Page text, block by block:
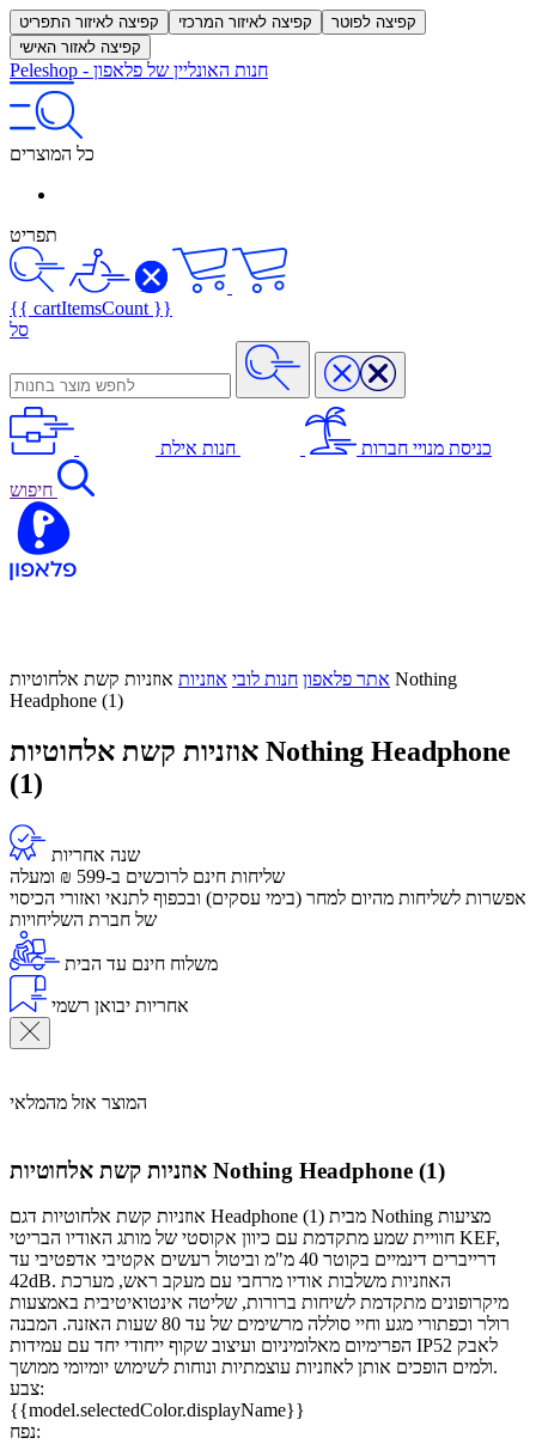
קפיצה לאיזור התפריט קפיצה לאיזור המרכזי
קפיצה לפוטר
קפיצה לאזור האישי
Peleshop - חנות האונליין של פלאפון
כל המוצרים
תפריט
{{ cartItemsCount }}
סל
כניסת מנויי חברות חנות אילת
חיפוש
אתר פלאפון חנות לובי אוזניות אוזניות קשת אלחוטיות Nothing
Headphone (1)
אוזניות קשת אלחוטיות Nothing Headphone
(1)
שנה אחריות
שליחות חינם לרוכשים ב-599 ₪ ומעלה
​אפשרות לשליחות מהיום למחר (בימי עסקים) ובכפוף לתנאי ואזורי הכיסוי
של חברת השליחויות
משלוח חינם עד הבית
אחריות יבואן רשמי
המוצר אזל מהמלאי
אוזניות קשת אלחוטיות Nothing Headphone (1)
אוזניות קשת אלחוטיות דגם Headphone (1) מבית Nothing מציעות
חוויית שמע מתקדמת עם כיוון אקוסטי של מותג האודיו הבריטי KEF,
דרייברים דינמיים בקוטר 40 מ"מ וביטול רעשים אקטיבי אדפטיבי עד
‎42dB‎. האוזניות משלבות אודיו מרחבי עם מעקב ראש, מערכת
מיקרופונים מתקדמת לשיחות ברורות, שליטה אינטואיטיבית באמצעות
רולר וכפתורי מגע וחיי סוללה מרשימים של עד 80 שעות האזנה. המבנה
הפרימיום מאלומיניום ועיצוב שקוף ייחודי יחד עם עמידות IP52 לאבק
ולמים הופכים אותן לאוזניות עוצמתיות ונוחות לשימוש יומיומי ממושך.
צבע:
{{model.selectedColor.displayName}}
נפח: